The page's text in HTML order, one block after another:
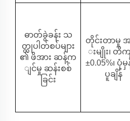
ဓာတ်ခွဲခန်း သ
တ္တုပါတ်စပ်များ
၏ ဖိအား ဆန့်က
ျင်မှု ဆန်းစစ်
ခြင်း
တိုင်းတာမှု
းမျိုး၊ တိက
±0.05%၊ ပုံ
ပူချိန်